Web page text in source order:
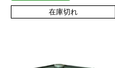
在庫切れ